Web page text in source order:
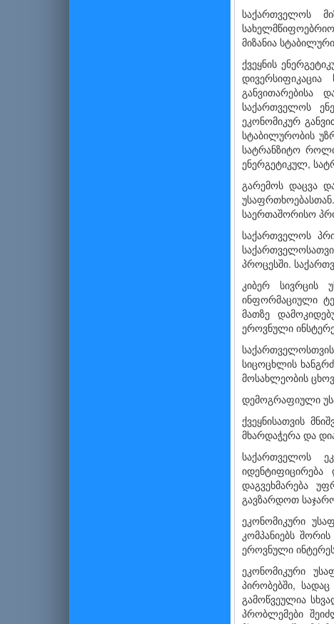
საქართველოს
მიზანია
ქვეყნის
განვითარებისა
საქართველოს
ეკონომიკურ
სტაბილურობის
სატრანზიტო
ენერგეტიკულ,
გარემოს დაცვა
საერთაშორისო
საქართველოს
პროცესში.
კიბერ სივრცის
ინფორმაციული
მათზე
ეროვნული
სიცოცხლის
მოსახლეობის
დემოგრაფიული
ქვეყნისათვის
მხარდაჭერა და
საქართველოს
დაგვეხმარება
გავზარდოთ
ეკონომიკური
კომპანიებს
ეროვნული
ეკონომიკური
პირობებში,
გამოწვეულია
პრობლემები